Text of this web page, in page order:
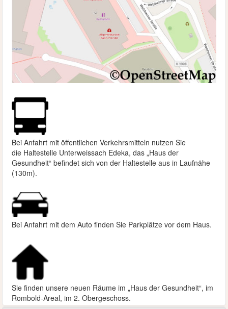
Bei Anfahrt mit öffentlichen Verkehrsmitteln nutzen Sie
die Haltestelle Unterweissach Edeka, das „Haus der
Gesundheit“ befindet sich von der Haltestelle aus in Laufnähe
(130m).
Bei Anfahrt mit dem Auto finden Sie Parkplätze vor dem Haus.
Sie finden unsere neuen Räume im „Haus der Gesundheit“, im
Rombold-Areal, im 2. Obergeschoss.